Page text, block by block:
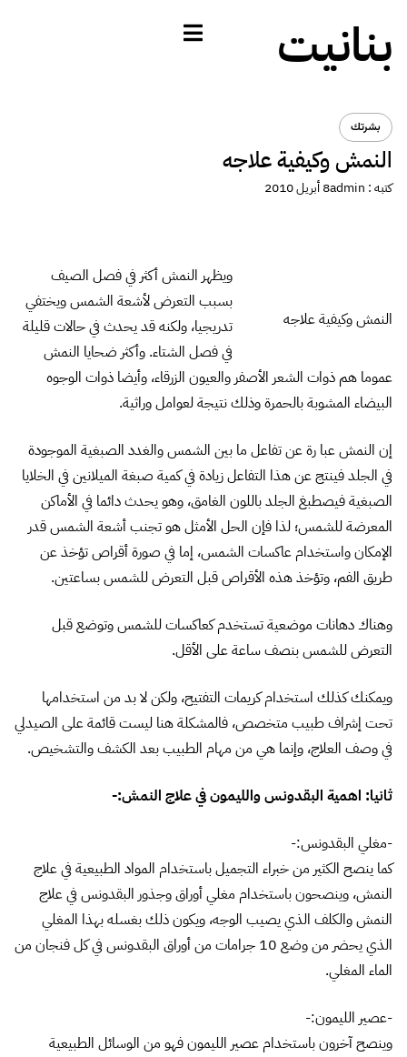
بنانيت
بشرتك
النمش وكيفية علاجه
كتبه : admin8 أبريل 2010
النمش وكيفية علاجه
ويظهر النمش أكثر في فصل الصيف
بسبب التعرض لأشعة الشمس ويختفي
تدريجيا، ولكنه قد يحدث في حالات قليلة
في فصل الشتاء. وأكثر ضحايا النمش
عموما هم ذوات الشعر الأصفر والعيون الزرقاء، وأيضا ذوات الوجوه
البيضاء المشوبة بالحمرة وذلك نتيجة لعوامل وراثية.
إن النمش عبا رة عن تفاعل ما بين الشمس والغدد الصبغية الموجودة
في الجلد فينتج عن هذا التفاعل زيادة في كمية صبغة الميلانين في الخلايا
الصبغية فيصطبغ الجلد باللون الغامق، وهو يحدث دائما في الأماكن
المعرضة للشمس؛ لذا فإن الحل الأمثل هو تجنب أشعة الشمس قدر
الإمكان واستخدام عاكسات الشمس، إما في صورة أقراص تؤخذ عن
طريق الفم، وتؤخذ هذه الأقراص قبل التعرض للشمس بساعتين.
وهناك دهانات موضعية تستخدم كعاكسات للشمس وتوضع قبل
التعرض للشمس بنصف ساعة على الأقل.
ويمكنك كذلك استخدام كريمات التفتيح، ولكن لا بد من استخدامها
تحت إشراف طبيب متخصص، فالمشكلة هنا ليست قائمة على الصيدلي
في وصف العلاج، وإنما هي من مهام الطبيب بعد الكشف والتشخيص.
ثانيا: اهمية البقدونس والليمون في علاج النمش:-
-مغلي البقدونس:-
كما ينصح الكثير من خبراء التجميل باستخدام المواد الطبيعية في علاج
النمش، وينصحون باستخدام مغلي أوراق وجذور البقدونس في علاج
النمش والكلف الذي يصيب الوجه، ويكون ذلك بغسله بهذا المغلي
الذي يحضر من وضع 10 جرامات من أوراق البقدونس في كل فنجان من
الماء المغلي.
-عصير الليمون:-
وينصح آخرون باستخدام عصير الليمون فهو من الوسائل الطبيعية